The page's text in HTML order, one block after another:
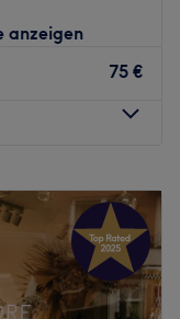
Behandlung, die
passt. Buchen
anzeigen
75 €
10:00 –18:00
10:00 –18:00
10:00–18:00
10:00– 18:00
10:00–15:00